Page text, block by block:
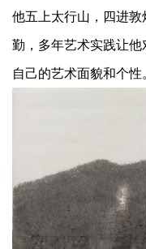
他五上太行山，四进
勤，多年艺术实践让
自己的艺术面貌和个性